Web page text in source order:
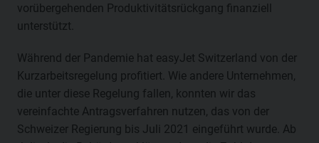
vorübergehenden Produktivitätsrückgang finanziell
unterstützt.
Während der Pandemie hat easyJet Switzerland von der
Kurzarbeitsregelung profitiert. Wie andere Unternehmen,
die unter diese Regelung fallen, konnten wir das
vereinfachte Antragsverfahren nutzen, das von der
Schweizer Regierung bis Juli 2021 eingeführt wurde. Ab